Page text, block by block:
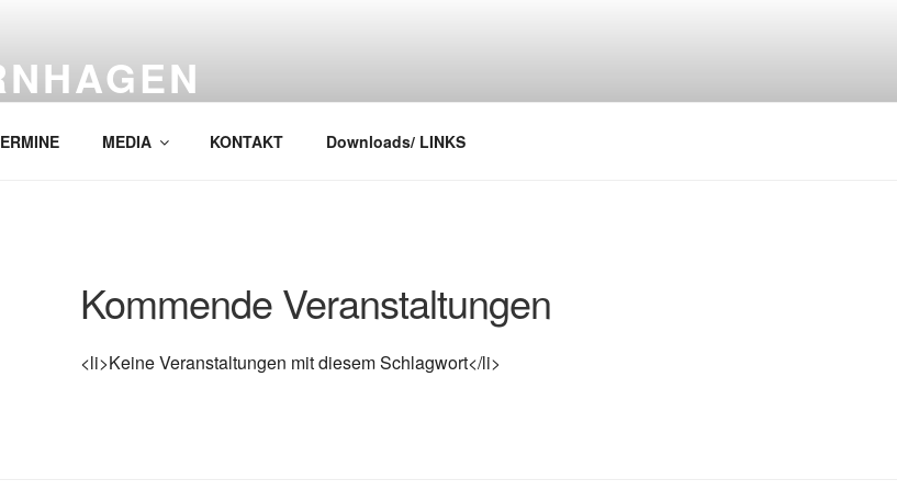
MEDIA KONTAKT Downloads/ LINKS
Kommende Veranstaltungen
<li>Keine Veranstaltungen mit diesem Schlagwort</li>